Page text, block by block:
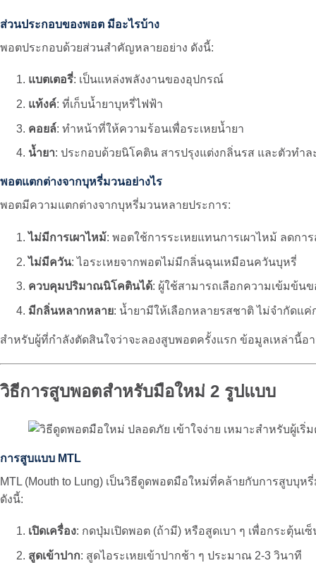
ส่วนประกอบของพอต มีอะไรบ้าง
พอตประกอบด้วยส่วนสำคัญหลายอย่าง ดังนี้:
แบตเตอรี่: เป็นแหล่งพลังงานของอุปกรณ์
แท้งค์: ที่เก็บน้ำยาบุหรี่ไฟฟ้า
คอยล์: ทำหน้าที่ให้ความร้อนเพื่อระเหยน้ำยา
น้ำยา: ประกอบด้วยนิโคติน สารปรุงแต่งกลิ่นรส และตัวทำล
พอตแตกต่างจากบุหรี่มวนอย่างไร
พอตมีความแตกต่างจากบุหรี่มวนหลายประการ:
ไม่มีการเผาไหม้: พอตใช้การระเหยแทนการเผาไหม้ ลดกา
ไม่มีควัน: ไอระเหยจากพอตไม่มีกลิ่นฉุนเหมือนควันบุหรี่
ควบคุมปริมาณนิโคตินได้: ผู้ใช้สามารถเลือกความเข้มข้น
มีกลิ่นหลากหลาย: น้ำยามีให้เลือกหลายรสชาติ ไม่จำกัดแ
สำหรับผู้ที่กำลังตัดสินใจว่าจะลองสูบพอตครั้งแรก ข้อมูลเหล่านี้
วิธีการสูบพอตสำหรับมือใหม่ 2 รูปแบบ
การสูบแบบ MTL
MTL (Mouth to Lung) เป็นวิธีดูดพอตมือใหม่ที่คล้ายกับการสูบบุ
ดังนี้:
เปิดเครื่อง: กดปุ่มเปิดพอต (ถ้ามี) หรือสูดเบา ๆ เพื่อกระตุ้นเซ็
สูดเข้าปาก: สูดไอระเหยเข้าปากช้า ๆ ประมาณ 2-3 วินาที